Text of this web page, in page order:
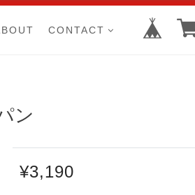
CONTACT
ン
¥3,190